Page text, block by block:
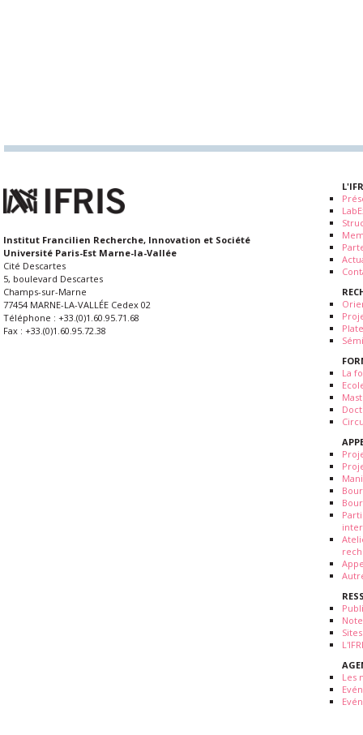
Institut Francilien Recherche, Innovation et Société
Université Paris-Est Marne-la-Vallée
Cité Descartes
5, boulevard Descartes
Champs-sur-Marne
77454 MARNE-LA-VALLÉE Cedex 02
Téléphone : +33.(0)1.60.95.71.68
Fax : +33.(0)1.60.95.72.38
La
Les